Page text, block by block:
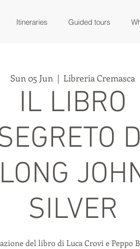
Itineraries Guided tours
Sun 05 Jun
  |
Libreria Cremasca
IL LIBRO
LONG
SILVER
del libro di Luca Crovi e Peppo